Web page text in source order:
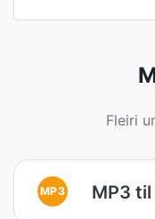
Fleiri
MP3 MP3